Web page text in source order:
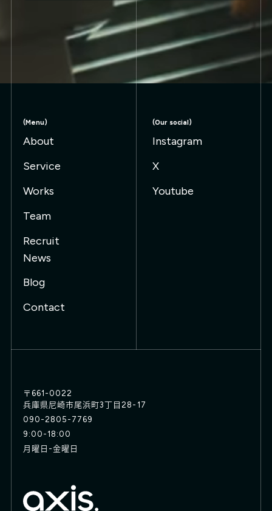
Contact 👉 Contact 👉
(Menu)
About
Service
Works
Team
Recruit
News
Blog
Contact
(Our social)
Instagram
X
Youtube
〒661-0022
兵庫県尼崎市尾浜町3丁目28-17
090-2805-7769
9:00-18:00
月曜日-金曜日